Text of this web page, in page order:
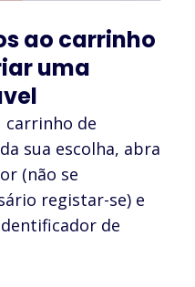
ao carrinho
uma
carrinho de
sua escolha, abra
(não se
registar-se) e
de